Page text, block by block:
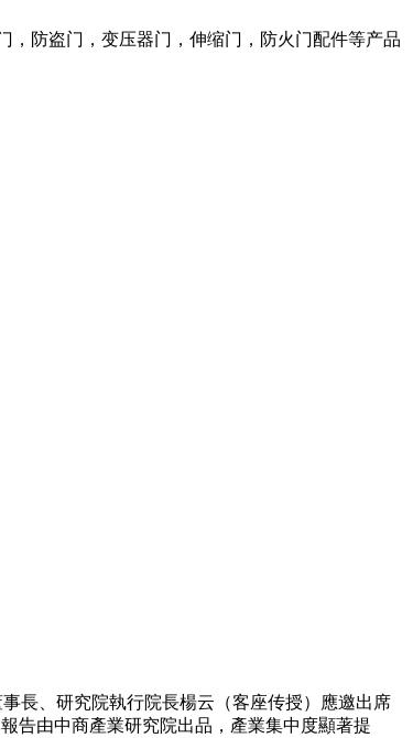
，防盗门，变压器门，伸缩门，防火门配件等产品
長、研究院執行院長楊云（客座传授）應邀出席
告由中商產業研究院出品，產業集中度顯著提